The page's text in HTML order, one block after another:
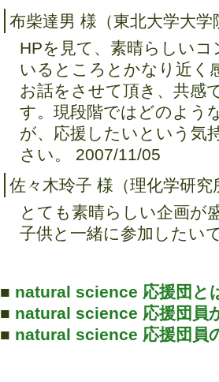
布柴達男 様（東北大学大
HPを見て、素晴らしい
いるところとかなり近く
お話をさせて頂き、共感
す。現段階ではどのよう
が、応援したいという気
さい。 2007/11/05
佐々木玲子 様（理化学研究
とても素晴らしい企画が
子供と一緒に参加したい
■ natural science 応援団と
■ natural science 応援団員
■ natural science 応援団員